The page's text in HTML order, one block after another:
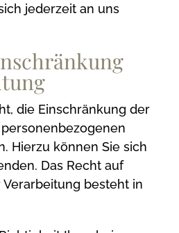
jederzeit an uns
die Einschränkung der
Hierzu können Sie sich
Das Recht auf
besteht in